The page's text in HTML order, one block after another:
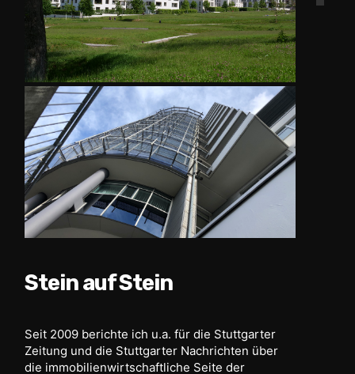
Stein auf Stein
Seit 2009 berichte ich u.a. für die Stuttgarter
Zeitung und die Stuttgarter Nachrichten über
die immobilienwirtschaftliche Seite der